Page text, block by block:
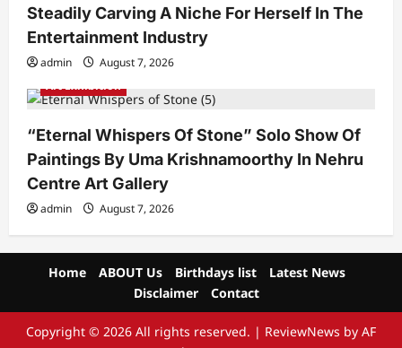
Steadily Carving A Niche For Herself In The
Entertainment Industry
admin
August 7, 2026
Art Exhibition
“Eternal Whispers Of Stone” Solo Show Of
Paintings By Uma Krishnamoorthy In Nehru
Centre Art Gallery
admin August 7, 2026
Home ABOUT Us Birthdays list
Latest News
Disclaimer
Contact
Copyright © 2026 All rights reserved. | ReviewNews by AF